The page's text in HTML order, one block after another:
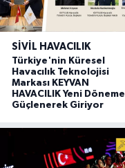
SIVIL HAVACILIK
Türkiye'nin Küresel
Havacılık Teknolojisi
Markası KEYVAN
HAVACILIK Yeni Döneme
Güçlenerek Giriyor